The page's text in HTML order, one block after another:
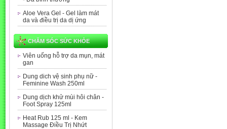
Aloe Vera Gel - Gel làm mát
da và điều trị da dị ứng
CHĂM SÓC SỨC KHỎE
Viên uống hỗ trợ da mụn, mát
gan
Dung dich vệ sinh phụ nữ -
Feminine Wash 250ml
Dung dịch khử mùi hôi chân -
Foot Spray 125ml
Heat Rub 125 ml - Kem
Massage Điều Trị Nhứt